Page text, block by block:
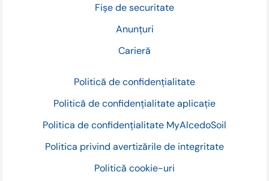
Fișe de securitate
Anunțuri
Carieră
Politică de confidențialitate
Politică de confidențialitate aplicație
Politica de confidențialitate MyAlcedoSoil
Politica privind avertizările de integritate
Politică cookie-uri